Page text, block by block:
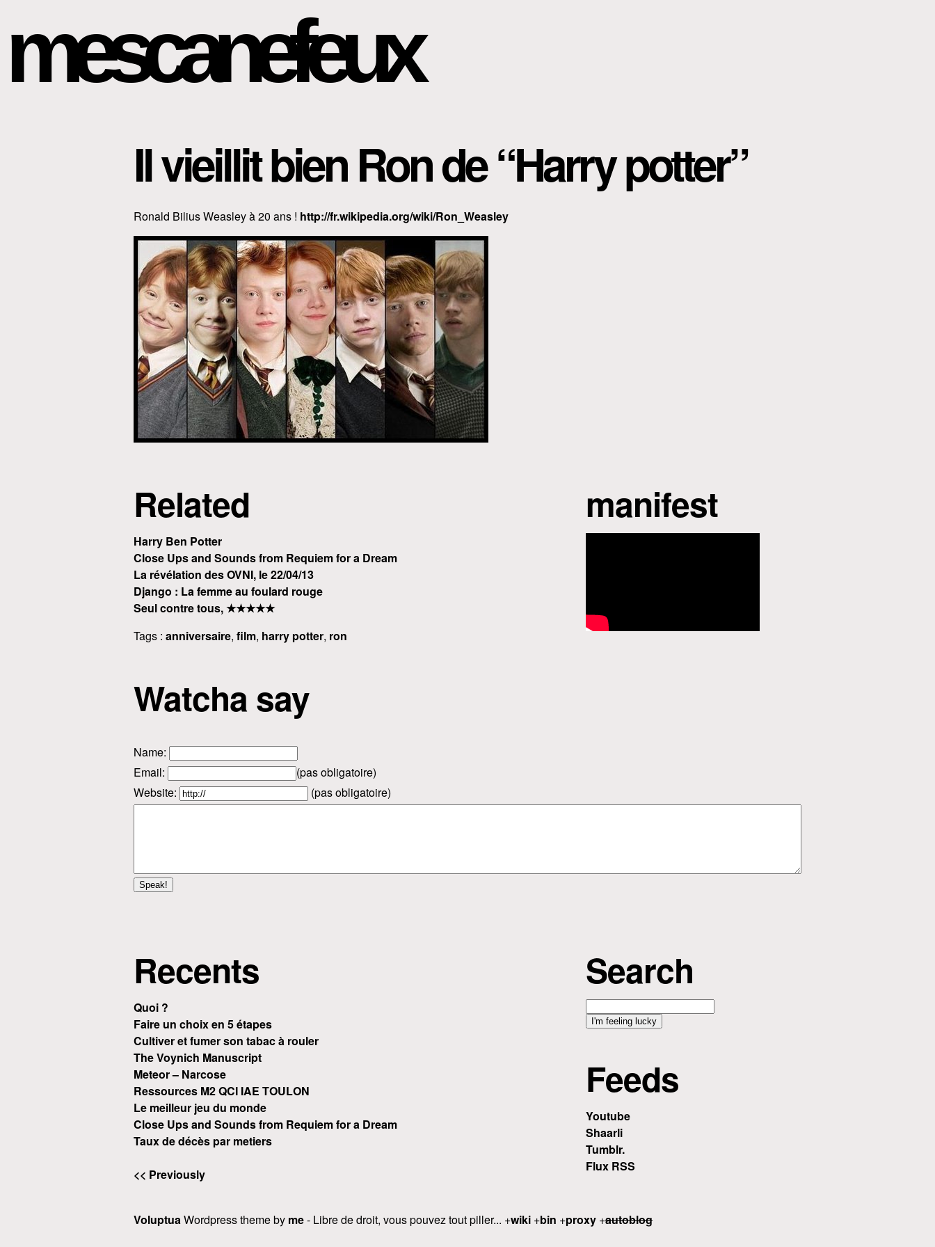
mescanefeux
Il vieillit bien Ron de “Harry potter”
Ronald Bilius Weasley à 20 ans ! http://fr.wikipedia.org/wiki/Ron_Weasley
manifest
Related
Harry Ben Potter
Close Ups and Sounds from Requiem for a Dream
La révélation des OVNI, le 22/04/13
Django : La femme au foulard rouge
Seul contre tous, ★★★★★
Tags : anniversaire, film, harry potter, ron
Watcha say
Name:
Email:
(pas obligatoire)
Website:
(pas obligatoire)
Search
Feeds
Youtube
Shaarli
Tumblr.
Flux RSS
Recents
Quoi ?
Faire un choix en 5 étapes
Cultiver et fumer son tabac à rouler
The Voynich Manuscript
Meteor – Narcose
Ressources M2 QCI IAE TOULON
Le meilleur jeu du monde
Close Ups and Sounds from Requiem for a Dream
Taux de décès par metiers
<< Previously
VoluptuaWordpress theme by me- Libre de droit, vous pouvez tout piller... +wiki +bin +proxy +autoblog